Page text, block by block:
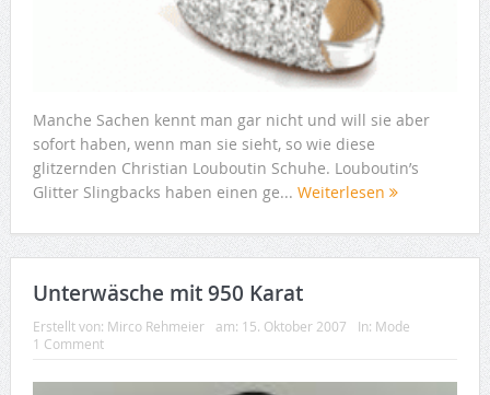
Manche Sachen kennt man gar nicht und will sie aber
sofort haben, wenn man sie sieht, so wie diese
glitzernden Christian Louboutin Schuhe. Louboutin’s
Glitter Slingbacks haben einen ge... Weiterlesen
Unterwäsche mit 950 Karat
Erstellt von: Mirco Rehmeier am: 15. Oktober 2007 In: Mode
1 Comment